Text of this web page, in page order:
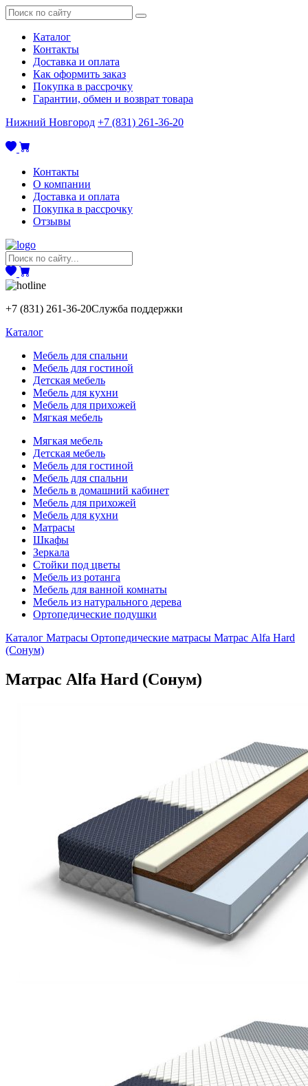
Каталог
Контакты
Доставка и оплата
Как оформить заказ
Покупка в рассрочку
Гарантии, обмен и возврат товара
Нижний Новгород +7 (831) 261-36-20
Контакты
О компании
Доставка и оплата
Покупка в рассрочку
Отзывы
+7 (831) 261-36-20Служба поддержки
Каталог
Мебель для спальни
Мебель для гостиной
Детская мебель
Мебель для кухни
Мебель для прихожей
Мягкая мебель
Мягкая мебель
Детская мебель
Мебель для гостиной
Мебель для спальни
Мебель в домашний кабинет
Мебель для прихожей
Мебель для кухни
Матрасы
Шкафы
Зеркала
Стойки под цветы
Мебель из ротанга
Мебель для ванной комнаты
Мебель из натурального дерева
Ортопедические подушки
Каталог Матрасы Ортопедические матрасы Матрас Alfa Hard
(Сонум)
Матрас Alfa Hard (Сонум)